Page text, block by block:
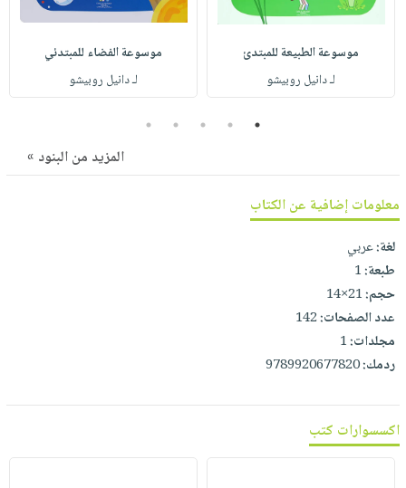
صابون
مناسبات
فيديوهات
طرحها
وفرات
انشر
كتابك
تواصل
معنا
التسوق
نشرة
موسوعة الطبيعة للمبتدئ
لـ دانيل روبيشو
موسوعة الفضاء للمبتدئي
لـ دانيل روبيشو
1
2
3
4
5
المزيد من البنود »
معلومات إضافية عن الكتاب
لغة:عربي
طبعة:1
حجم:21×14
عدد الصفحات:142
مجلدات:1
ردمك:9789920677820
اكسسوارات كتب